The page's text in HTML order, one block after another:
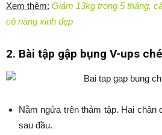
Xem thêm: Giảm 13kg trong 5 tháng,
cô nàng xinh đẹp
2. Bài tập gập bụng V-ups
Nằm ngửa trên thảm tập. Hai chân
sau đầu.